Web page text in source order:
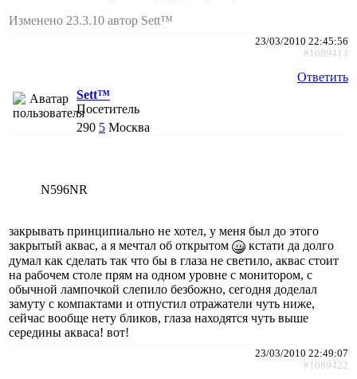
Изменено 23.3.10 автор Sett™
23/03/2010 22:45:56
#1089413
Ответить
Sett™
Посетитель
290 5 Москва
N596NR
закрывать принципиально не хотел, у меня был до этого
закрытый аквас, а я мечтал об открытом
кстати да долго
думал как сделать так что бы в глаза не светило, аквас стоит
на рабочем столе прям на одном уровне с монитором, с
обычной лампочкой слепило безбожно, сегодня доделал
замуту с компактами и отпустил отражатели чуть ниже,
сейчас вообще нету бликов, глаза находятся чуть выше
середины акваса! вот!
23/03/2010 22:49:07
#1089422